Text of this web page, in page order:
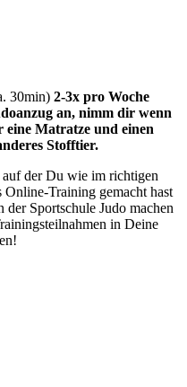
30min) 2-3x pro Woche
an, nimm dir wenn
eine Matratze und einen
Stofftier.
auf der Du wie im richtigen
Training gemacht hast
Sportschule Judo machen
in Deine